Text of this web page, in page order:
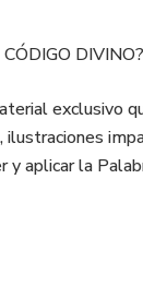
DIVINO?
exclusivo
ilustraciones
y aplicar la